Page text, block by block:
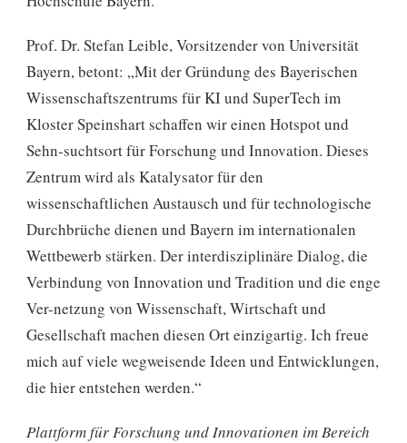
Prof. Dr. Stefan Leible, Vorsitzender von Universität
Bayern, betont: „Mit der Gründung des Bayerischen
Wissenschaftszentrums für KI und SuperTech im
Kloster Speinshart schaffen wir einen Hotspot und
Sehn-suchtsort für Forschung und Innovation. Dieses
Zentrum wird als Katalysator für den
wissenschaftlichen Austausch und für technologische
Durchbrüche dienen und Bayern im internationalen
Wettbewerb stärken. Der interdisziplinäre Dialog, die
Verbindung von Innovation und Tradition und die enge
Ver-netzung von Wissenschaft, Wirtschaft und
Gesellschaft machen diesen Ort einzigartig. Ich freue
mich auf viele wegweisende Ideen und Entwicklungen,
die hier entstehen werden.“
Plattform für Forschung und Innovationen im Bereich